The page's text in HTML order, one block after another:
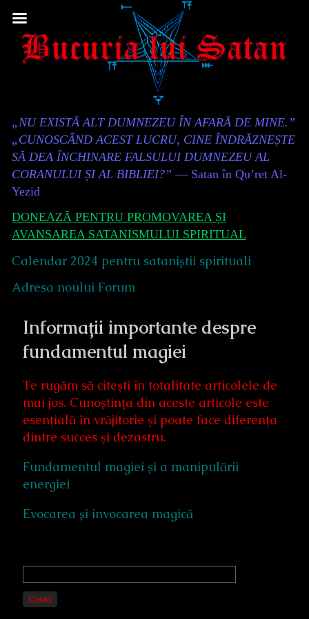
to
Content
Header
„NU EXISTĂ ALT DUMNEZEU ÎN AFARĂ DE MINE.”
„CUNOSCÂND ACEST LUCRU, CINE ÎNDRĂZNEȘTE
SĂ DEA ÎNCHINARE FALSULUI DUMNEZEU AL
CORANULUI ȘI AL BIBLIEI?” — Satan în Qu’ret Al-
Yezid
DONEAZĂ PENTRU PROMOVAREA ȘI
AVANSAREA SATANISMULUI SPIRITUAL
Calendar 2024 pentru sataniștii spirituali
Adresa noului Forum
Informații importante despre
fundamentul magiei
Te rugăm să citeşti în totalitate articolele de
mai jos. Cunoștința din aceste articole este
esenţială în vrăjitorie şi poate face diferenţa
dintre succes şi dezastru.
Fundamentul magiei și a manipulării
energiei
Evocarea și invocarea magică
Primary
Sidebar
Caută